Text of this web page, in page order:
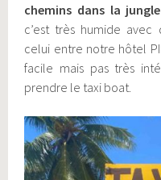
chemins dans la jungle
c’est très humide avec
celui entre notre hôtel
facile mais pas très
prendre le taxi boat.